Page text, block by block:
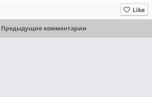
Like
Предыдущие комментарии